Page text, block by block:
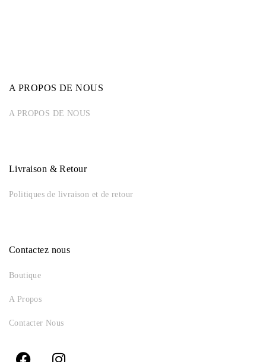
Contactez nous
Boutique
A Propos
Contacter Nous
Livraison & Retour
Politiques de livraison et de retour
A PROPOS DE NOUS
A PROPOS DE NOUS